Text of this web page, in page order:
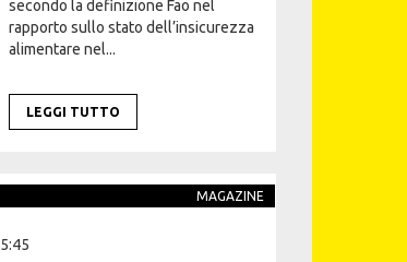
secondo la definizione Fao nel
rapporto sullo stato dell’insicurezza
alimentare nel...
LEGGI TUTTO
MAGAZINE